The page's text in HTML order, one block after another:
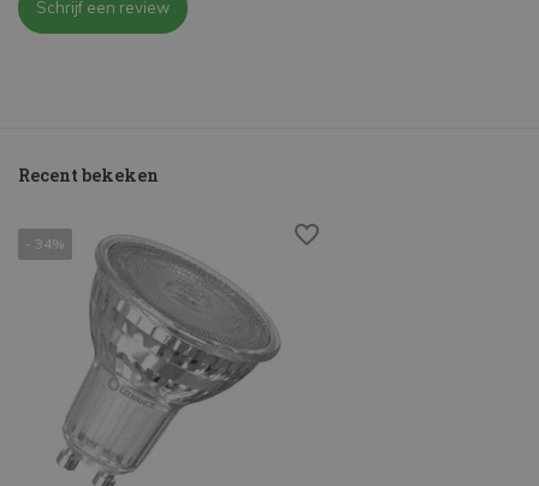
Schrijf een review
Recent bekeken
- 34%